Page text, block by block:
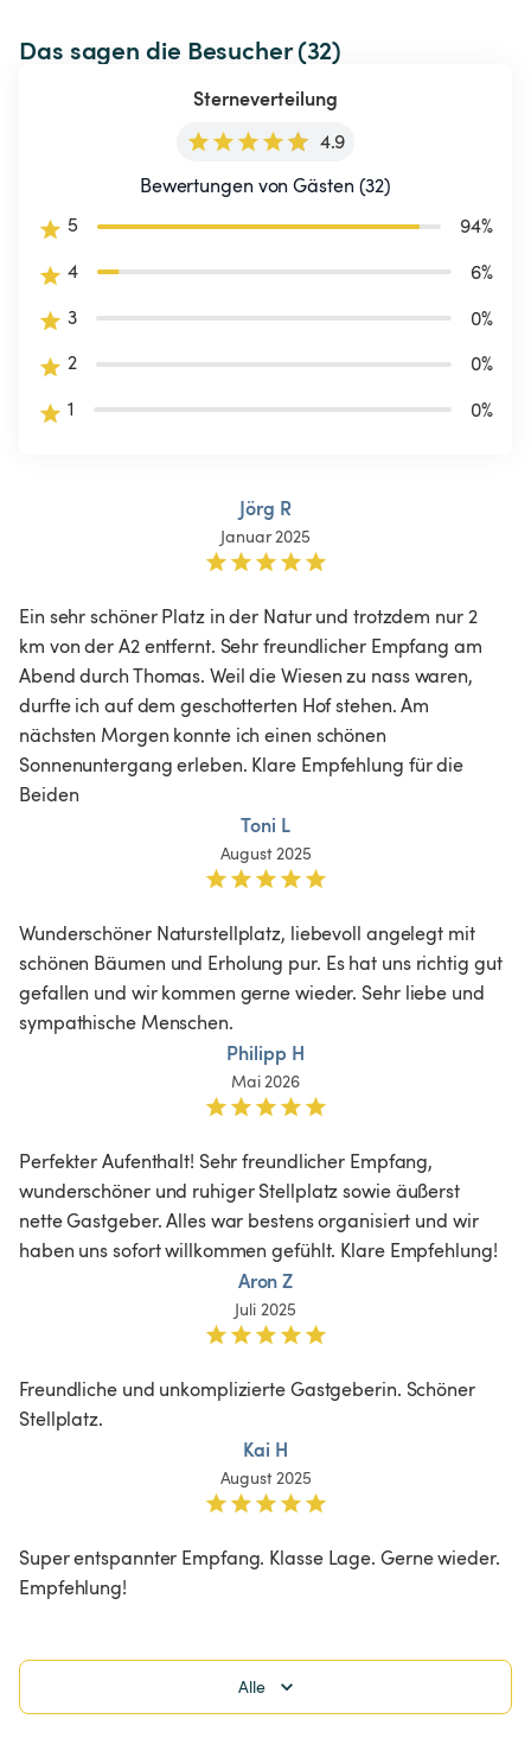
Das sagen die Besucher (32)
Sterneverteilung
4.9
Bewertungen von Gästen (32)
5
94%
4
6%
3
0%
2
0%
1
0%
Jörg R
Januar 2025
Ein sehr schöner Platz in der Natur und trotzdem nur 2
km von der A2 entfernt. Sehr freundlicher Empfang am
Abend durch Thomas. Weil die Wiesen zu nass waren,
durfte ich auf dem geschotterten Hof stehen. Am
nächsten Morgen konnte ich einen schönen
Sonnenuntergang erleben. Klare Empfehlung für die
Beiden
Toni L
August 2025
Wunderschöner Naturstellplatz, liebevoll angelegt mit
schönen Bäumen und Erholung pur. Es hat uns richtig gut
gefallen und wir kommen gerne wieder. Sehr liebe und
sympathische Menschen.
Philipp H
Mai 2026
Perfekter Aufenthalt! Sehr freundlicher Empfang,
wunderschöner und ruhiger Stellplatz sowie äußerst
nette Gastgeber. Alles war bestens organisiert und wir
haben uns sofort willkommen gefühlt. Klare Empfehlung!
Aron Z
Juli 2025
Freundliche und unkomplizierte Gastgeberin. Schöner
Stellplatz.
Kai H
August 2025
Super entspannter Empfang. Klasse Lage. Gerne wieder.
Empfehlung!
Alle